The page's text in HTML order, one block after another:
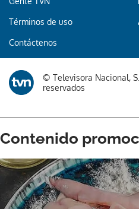
Términos de uso
Contáctenos
© Televisora Nacional,
reservados